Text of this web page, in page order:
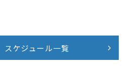
スケジュール一覧